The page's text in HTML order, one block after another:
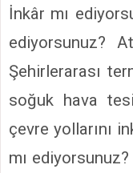
İnkâr mı
ediyorsunuz?
Şehirlerarası
soğuk hava
çevre yollarını
mı